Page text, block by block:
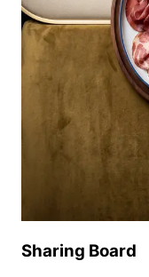
Sharing Board